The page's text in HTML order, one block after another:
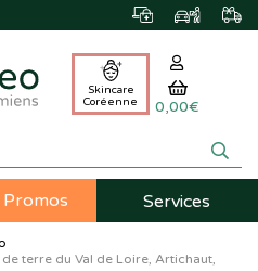
Skincare
Coréenne
0,00€
Promos Services
terre du Val de Loire, Artichaut,